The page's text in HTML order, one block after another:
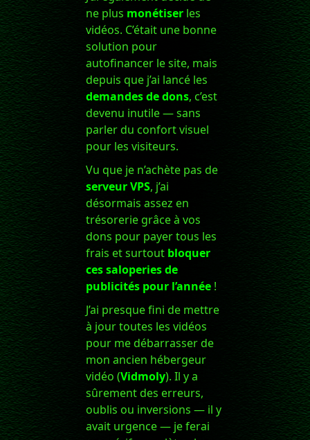
ne plus monétiser les
vidéos. C’était une bonne
solution pour
autofinancer le site, mais
depuis que j’ai lancé les
demandes de dons, c’est
devenu inutile — sans
parler du confort visuel
pour les visiteurs.
Vu que je n’achète pas de
serveur VPS, j’ai
désormais assez en
trésorerie grâce à vos
dons pour payer tous les
frais et surtout bloquer
ces saloperies de
publicités pour l’année !
J’ai presque fini de mettre
à jour toutes les vidéos
pour me débarrasser de
mon ancien hébergeur
vidéo (Vidmoly). Il y a
sûrement des erreurs,
oublis ou inversions — il y
avait urgence — je ferai